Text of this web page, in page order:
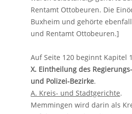
Rentamt Ottobeuren. Die
Buxheim und gehörte
und Rentamt Ottobeuren.]
Auf Seite 120 beginnt Kapitel
X. Eintheilung des
und Polizei-Bezirke.
A. Kreis- und Stadtgerichte.
Memmingen wird darin als